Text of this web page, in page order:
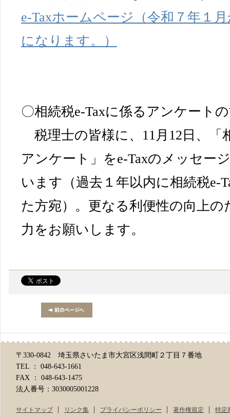
e-Taxホームページ（令和７年１
になります。）
〇相続税e-Taxに係るアンケート
税理士の皆様に、11月12日、「
アンケート」をe-Taxのメッセー
います（過去１年以内に相続税e-
た方宛）。更なる利便性の向上
力をお願いします。
〒330-0842 埼玉県さいたま市大宮区浅間町２丁目７番地
TEL ： 048-643-1661
FAX ： 048-643-1475
法人番号：3030005001228
サイトマップ リンク集 プライバシーポリシー 著作権規定 特定